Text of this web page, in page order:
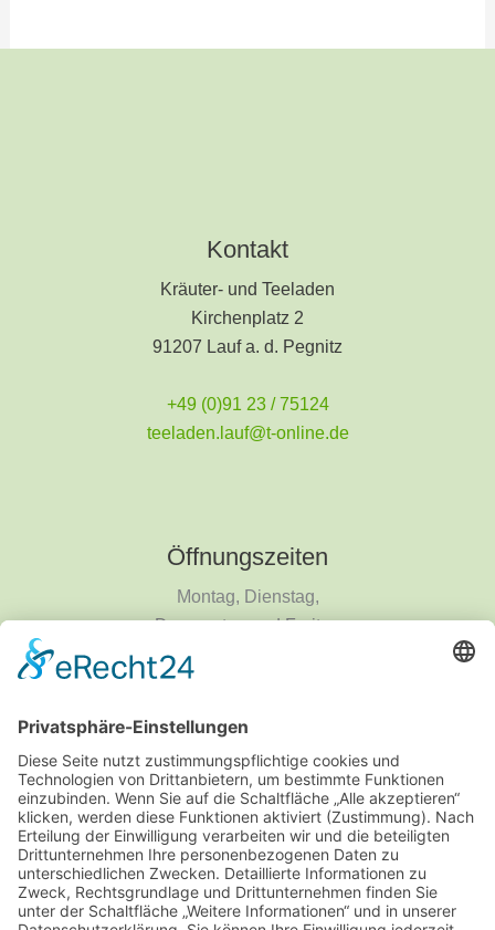
Kontakt
Kräuter- und Teeladen
Kirchenplatz 2
91207 Lauf a. d. Pegnitz
+49 (0)91 23 / 75124
teeladen.lauf@t-online.de
Öffnungszeiten
Montag, Dienstag,
Donnerstag und Freitag
9 - 14 Uhr
Informationen
Über uns